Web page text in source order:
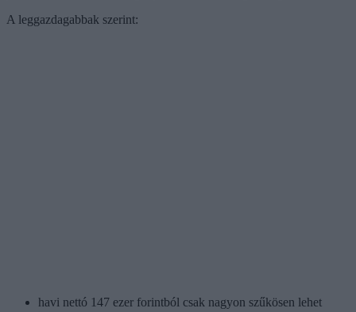
A leggazdagabbak szerint:
havi nettó 147 ezer forintból csak nagyon szűkösen lehet